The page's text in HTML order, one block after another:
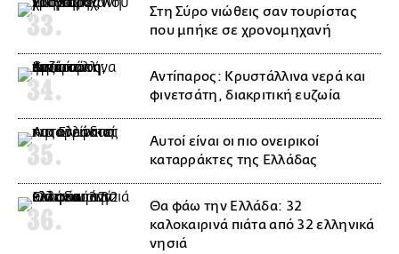
Στη Σύρο νιώθεις σαν τουρίστας
που μπήκε σε χρονομηχανή
Αντίπαρος: Κρυστάλλινα νερά και
φινετσάτη, διακριτική ευζωία
Αυτοί είναι οι πιο ονειρικοί
καταρράκτες της Ελλάδας
Θα φάω την Ελλάδα: 32
καλοκαιρινά πιάτα από 32 ελληνικά
νησιά